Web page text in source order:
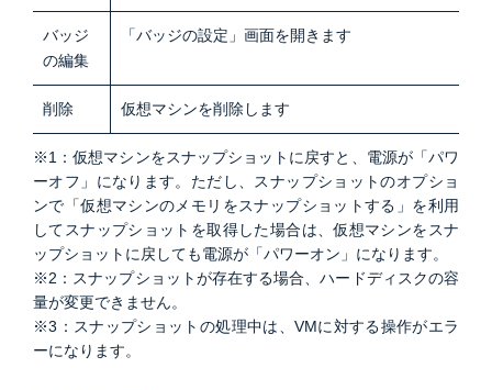
バッジ
の編集
「バッジの設定」画面を開きます
削除 仮想マシンを削除します
※1：仮想マシンをスナップショットに戻すと、電源が「パワ
ーオフ」になります。ただし、スナップショットのオプショ
ンで「仮想マシンのメモリをスナップショットする」を利用
してスナップショットを取得した場合は、仮想マシンをスナ
ップショットに戻しても電源が「パワーオン」になります。
※2：スナップショットが存在する場合、ハードディスクの容
量が変更できません。
※3：スナップショットの処理中は、VMに対する操作がエラ
ーになります。